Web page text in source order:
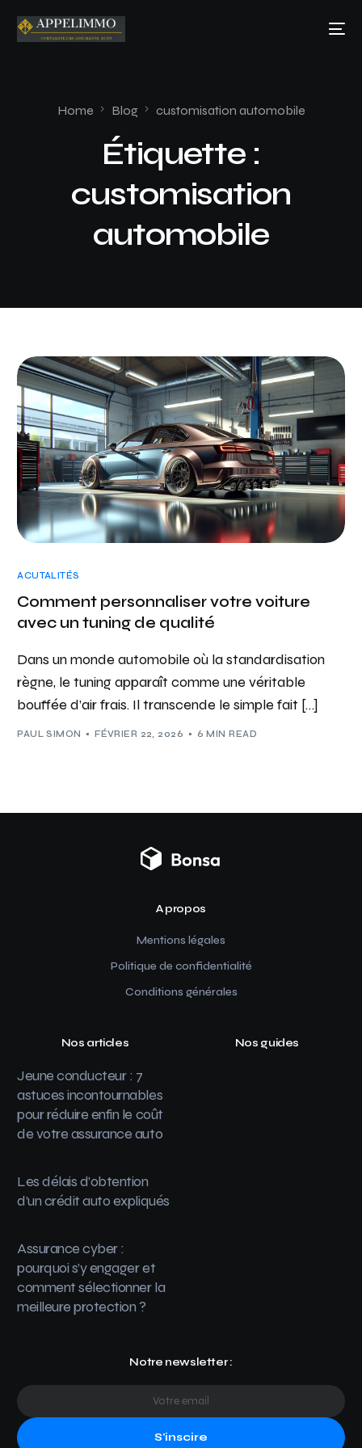
Home Blog customisation automobile
Étiquette :
customisation
automobile
ACUTALITÉS
Comment personnaliser votre voiture
avec un tuning de qualité
Dans un monde automobile où la standardisation
règne, le tuning apparaît comme une véritable
bouffée d’air frais. Il transcende le simple fait […]
PAUL SIMON FÉVRIER 22, 2026 6 MIN READ
A propos
Mentions légales
Politique de confidentialité
Conditions générales
Nos articles
Jeune conducteur : 7
astuces incontournables
pour réduire enfin le coût
de votre assurance auto
Les délais d’obtention
d’un crédit auto expliqués
Assurance cyber :
pourquoi s’y engager et
comment sélectionner la
meilleure protection ?
Nos guides
Notre newsletter :
S'inscire